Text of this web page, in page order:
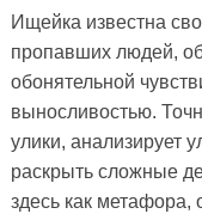
Ищейка известна
пропавших людей,
обонятельной
выносливостью.
улики, анализирует
раскрыть сложные
здесь как